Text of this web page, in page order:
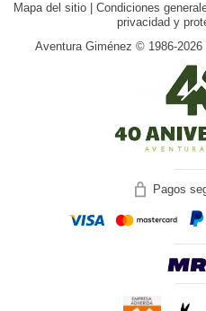
Mapa del sitio Condiciones
privacidad y
Aventura Giménez © 1986-
Pagos